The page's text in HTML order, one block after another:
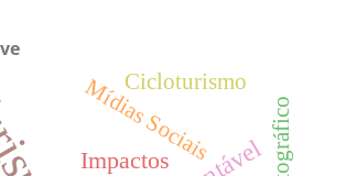
Impactos
Mídias Sociais
Cicloturismo